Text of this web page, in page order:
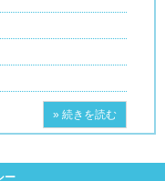
» 続きを読む
ー